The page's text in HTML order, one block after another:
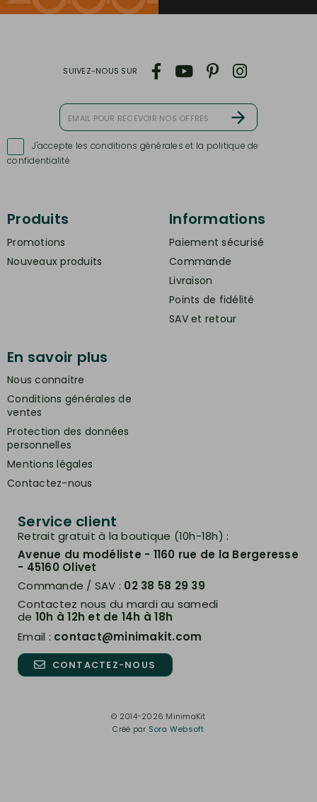
J'accepte les conditions générales et la politique de
confidentialité
SUIVEZ-NOUS SUR
Produits
Promotions
Nouveaux produits
Informations
Paiement sécurisé
Commande
Livraison
Points de fidélité
SAV et retour
En savoir plus
Nous connaitre
Conditions générales de
ventes
Protection des données
personnelles
Mentions légales
Contactez-nous
Service client
Retrait gratuit à la boutique (10h-18h) :
Avenue du modéliste - 1160 rue de la Bergeresse
- 45160 Olivet
Commande / SAV : 02 38 58 29 39
Contactez nous du mardi au samedi
de 10h à 12h et de 14h à 18h
Email : contact@minimakit.com
CONTACTEZ-NOUS
© 2014-2026 MinimaKit
Créé par Sora Websoft